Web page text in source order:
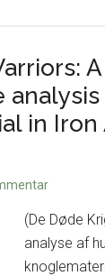
A
in
(De Døde
analyse af